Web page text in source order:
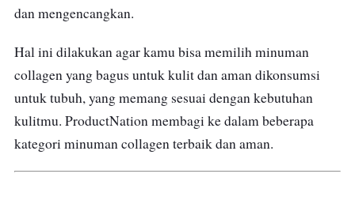
dan mengencangkan.
Hal ini dilakukan agar kamu bisa memilih minuman
collagen yang bagus untuk kulit dan aman dikonsumsi
untuk tubuh, yang memang sesuai dengan kebutuhan
kulitmu. ProductNation membagi ke dalam beberapa
kategori minuman collagen terbaik dan aman.